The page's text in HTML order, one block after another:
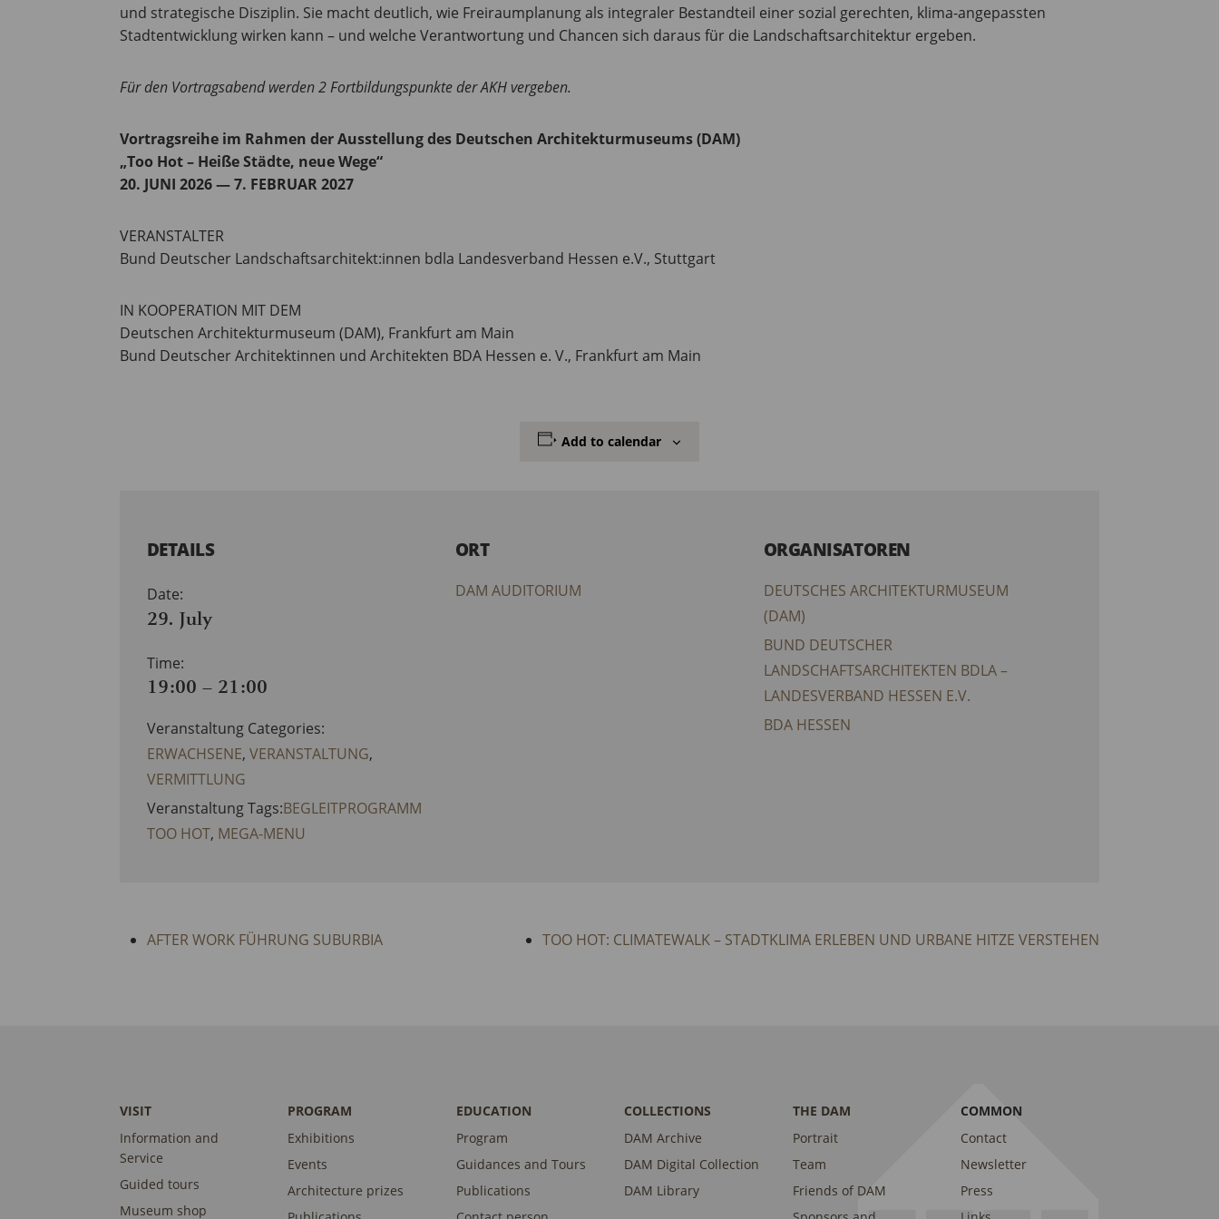
und strategische Disziplin. Sie macht deutlich, wie Freiraumplanung als integraler Bestandteil einer sozial gerechten, klima-angepassten
Stadtentwicklung wirken kann – und welche Verantwortung und Chancen sich daraus für die Landschaftsarchitektur ergeben.
Für den Vortragsabend werden 2 Fortbildungspunkte der AKH vergeben.
Vortragsreihe im Rahmen der Ausstellung des Deutschen Architekturmuseums (DAM)
„Too Hot – Heiße Städte, neue Wege“
20. JUNI 2026 — 7. FEBRUAR 2027
VERANSTALTER
Bund Deutscher Landschaftsarchitekt:innen bdla Landesverband Hessen e.V., Stuttgart
IN KOOPERATION MIT DEM
Deutschen Architekturmuseum (DAM), Frankfurt am Main
Bund Deutscher Architektinnen und Architekten BDA Hessen e. V., Frankfurt am Main
Add to calendar
DETAILS
Date:
29. July
Time:
19:00 – 21:00
Veranstaltung Categories:
ERWACHSENE, VERANSTALTUNG,
VERMITTLUNG
Veranstaltung Tags:BEGLEITPROGRAMM
TOO HOT, MEGA-MENU
ORT
DAM AUDITORIUM
ORGANISATOREN
DEUTSCHES ARCHITEKTURMUSEUM
(DAM)
BUND DEUTSCHER
LANDSCHAFTSARCHITEKTEN BDLA –
LANDESVERBAND HESSEN E.V.
BDA HESSEN
AFTER WORK FÜHRUNG SUBURBIA TOO HOT: CLIMATEWALK – STADTKLIMA ERLEBEN UND URBANE HITZE VERSTEHEN
VISIT
Information and
Service
Guided tours
Museum shop
PROGRAM
Exhibitions
Events
Architecture prizes
EDUCATION
Program
Guidances and Tours
Publications
COLLECTIONS
DAM Archive
DAM Digital Collection
DAM Library
THE DAM
Portrait
Team
Friends of DAM
COMMON
Contact
Newsletter
Press